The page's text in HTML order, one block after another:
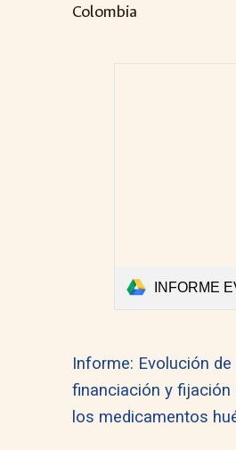
Colombia
INFORME EVOLUCIÓN DE LA FINANCIACIÓN Y FIJACIÓN DE PRECIO DE LOS MEDICAMENTOS
Informe: Evolución de
financiación y fijación
los medicamentos